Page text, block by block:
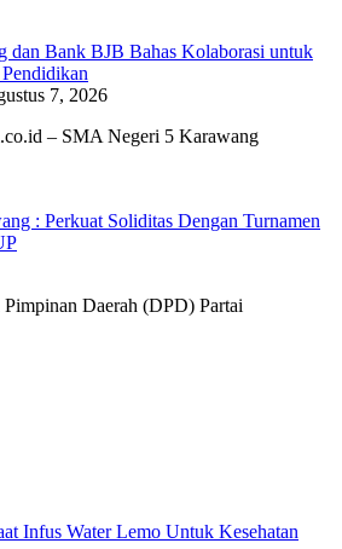
dan Bank BJB Bahas Kolaborasi untuk
7, 2026
– SMA Negeri 5 Karawang
: Perkuat Soliditas Dengan Turnamen
Daerah (DPD) Partai